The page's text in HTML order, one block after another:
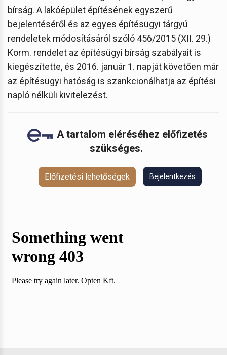
bírság. A lakóépület építésének egyszerű
bejelentéséről és az egyes építésügyi tárgyú
rendeletek módosításáról szóló 456/2015 (XII. 29.)
Korm. rendelet az építésügyi bírság szabályait is
kiegészítette, és 2016. január 1. napját követően már
az építésügyi hatóság is szankcionálhatja az építési
napló nélküli kivitelezést.
A tartalom eléréséhez előfizetés
szükséges.
Előfizetési lehetőségek Bejelentkezés